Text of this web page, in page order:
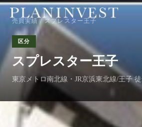
売買実績 / スプレスター王子
区分
スプレスター王子
東京メトロ南北線・JR京浜東北線/王子